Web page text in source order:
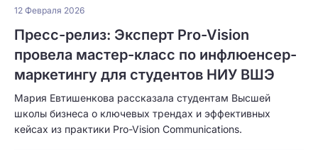
12 Февраля 2026
Пресс-релиз: Эксперт Pro-Vision
провела мастер-класс по инфлюенсер-
маркетингу для студентов НИУ ВШЭ
Мария Евтишенкова рассказала студентам Высшей
школы бизнеса о ключевых трендах и эффективных
кейсах из практики Pro-Vision Communications.